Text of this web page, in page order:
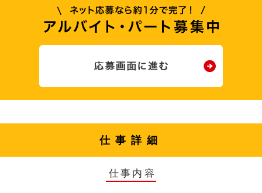
仕事詳細
仕事内容